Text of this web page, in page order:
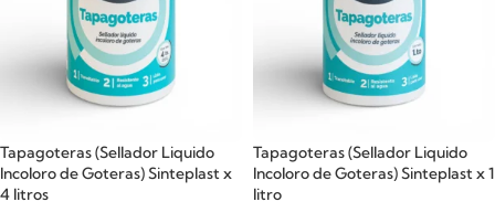
Tapagoteras (Sellador Liquido
Incoloro de Goteras) Sinteplast x
4 litros
Tapagoteras (Sellador Liquido
Incoloro de Goteras) Sinteplast x 1
litro